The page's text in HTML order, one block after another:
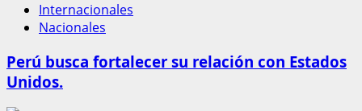
Internacionales
Nacionales
Perú busca fortalecer su relación con Estados
Unidos.